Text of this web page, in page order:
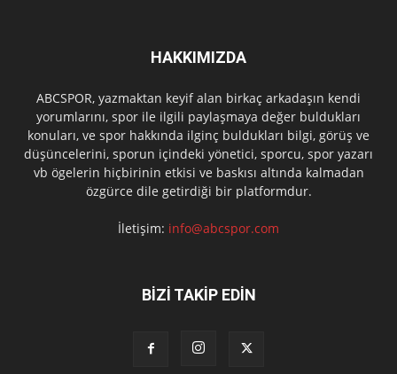
HAKKIMIZDA
ABCSPOR, yazmaktan keyif alan birkaç arkadaşın kendi
yorumlarını, spor ile ilgili paylaşmaya değer buldukları
konuları, ve spor hakkında ilginç buldukları bilgi, görüş ve
düşüncelerini, sporun içindeki yönetici, sporcu, spor yazarı
vb ögelerin hiçbirinin etkisi ve baskısı altında kalmadan
özgürce dile getirdiği bir platformdur.
İletişim: info@abcspor.com
BİZİ TAKİP EDİN